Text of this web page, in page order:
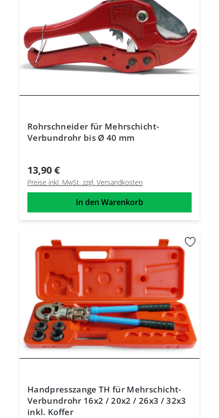
Rohrschneider für Mehrschicht-
Verbundrohr bis Ø 40 mm
13,90 €
Preise inkl. MwSt. zzgl. Versandkosten
In den Warenkorb
Handpresszange TH für Mehrschicht-
Verbundrohr 16x2 / 20x2 / 26x3 / 32x3
inkl. Koffer